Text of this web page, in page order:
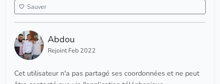
Sauver
Abdou
Rejoint Feb 2022
Cet utilisateur n'a pas partagé ses coordonnées et ne peut